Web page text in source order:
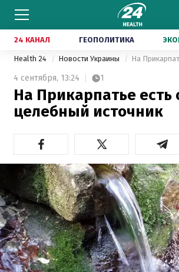
24 КАНАЛ ГЕОПОЛИТИКА
Health 24 Новости Украины
4 сентября, 13:24 1
На Прикарпатье
целебный источник